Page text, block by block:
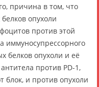
причина в том, что
опухоли
против этой
иммуносупрессорного
белков опухоли и её
против PD-1,
блок, и против опухоли